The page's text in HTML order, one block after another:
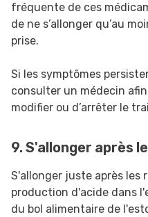
fréquente de ces
de ne s’allonger qu’au
prise.
Si les symptômes
consulter un médecin
modifier ou d’arrêter le
9. S'allonger après
S'allonger juste après les
production d'acide dans
du bol alimentaire de